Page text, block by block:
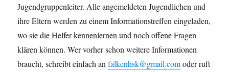
Jugendgruppenleiter. Alle angemeldeten Jugendlichen und
ihre Eltern werden zu einem Informationstreffen eingeladen,
wo sie die Helfer kennenlernen und noch offene Fragen
klären können. Wer vorher schon weitere Informationen
braucht, schreibt einfach anfalkenhsk@gmail.comoder ruft